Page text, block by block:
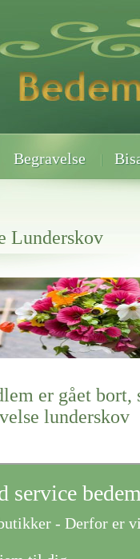
Begravelse
Lunderskov
når det gælder
er gået bort,
lunderskov
service
- Derfor er